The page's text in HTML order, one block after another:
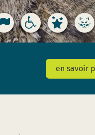
Accessibilité à
Le parcle
en savoir